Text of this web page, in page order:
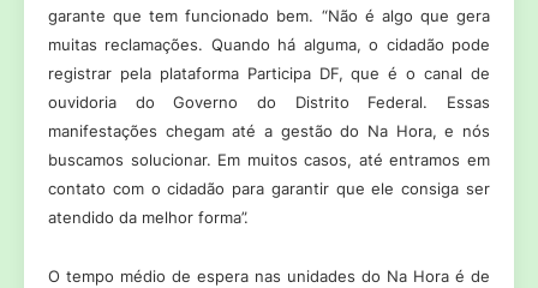
garante que tem funcionado bem. “Não é algo que gera
muitas reclamações. Quando há alguma, o cidadão pode
registrar pela plataforma Participa DF, que é o canal de
ouvidoria do Governo do Distrito Federal. Essas
manifestações chegam até a gestão do Na Hora, e nós
buscamos solucionar. Em muitos casos, até entramos em
contato com o cidadão para garantir que ele consiga ser
atendido da melhor forma”.
O tempo médio de espera nas unidades do Na Hora é de